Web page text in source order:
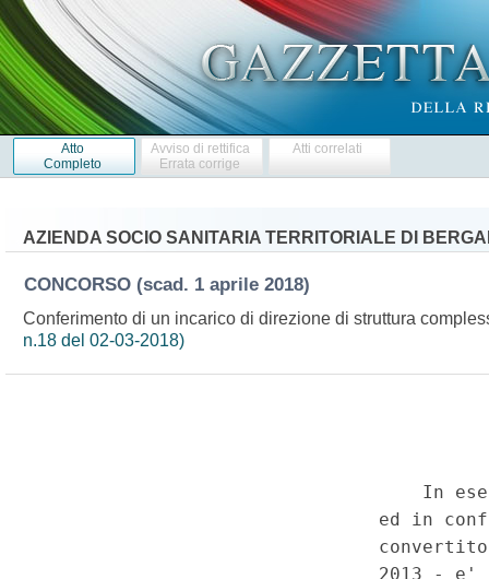
Atto
Completo
Avviso di rettifica
Errata corrige
Atti correlati
AZIENDA SOCIO SANITARIA TERRITORIALE DI
CONCORSO (scad. 1 aprile 2018)
Conferimento di un incarico di direzione di struttura
n.18 del 02-03-2018)